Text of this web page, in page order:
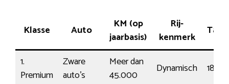
Klasse Auto
KM (op
jaarbasis)
Rij-
kenmerk
1.
Premium
Zware
auto’s
Meer dan
45.000
Dynamisch 181